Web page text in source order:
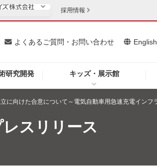
研究開発 キッズ・展示館
よくあるご質問・お問い合わせ English
安定供給
企業情報
法人のお客さま
採用情報
に向けた合意について～電気自動車用急速充電インフ
レスリリース